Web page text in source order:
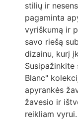
stilių ir
pagaminta
vyriškumą ir
savo riešą
dizainu, kurį
Susipažinkite
Blanc"
apyrankės
žavesio ir
reikliam vyrui.